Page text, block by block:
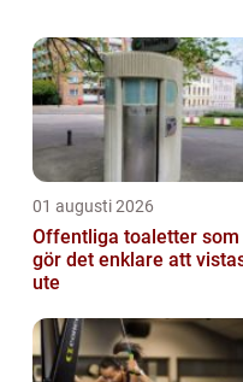
01 augusti 2026
Offentliga toaletter som
gör det enklare att
ute